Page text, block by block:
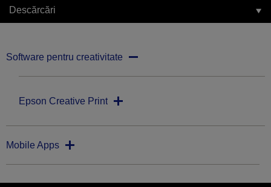
Descărcări
Software pentru creativitate
Epson Creative Print
Mobile Apps